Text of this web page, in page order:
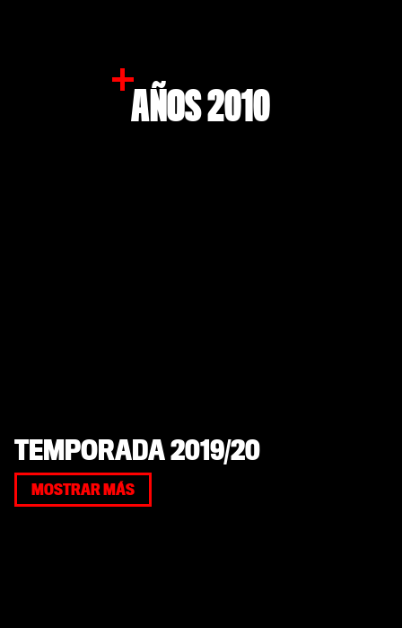
AÑOS 2010
TEMPORADA 2019/20
MOSTRAR MÁS